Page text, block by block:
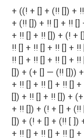
+ ((! + [] + (!! []) +
+ (!! []) + !! [] + !! []
+ !! [] + !! []) + (! +
!! [] + !! [] + !! [] +
!! [] + !! [] + !! [] +
[]) + (+ [] — (!! []))
+ !! [] + !! [] + !! []
[]) + !! [] + !! []) +
+ !! []) + (! + [] +
[]) + (! + [] + (!! [ ])
+ !! [] + !! [] + !! [] +